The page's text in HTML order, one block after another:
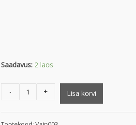
Saadavus: 2 laos
- + Lisa korvi